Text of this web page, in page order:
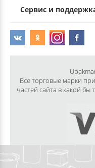
Сервис и
Все торговые марки
частей сайта в какой